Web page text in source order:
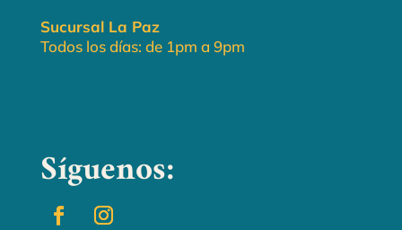
Sucursal La Paz
Todos los días: de 1pm a 9pm
Síguenos: